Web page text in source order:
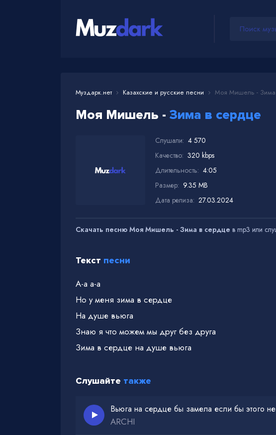
Муздарк.нет Казахские и русские песни Моя Мишель - Зима
Моя Мишель - Зима в сердце
Слушали: 4 570
Качество: 320 kbps
Длительность: 4:05
Размер: 9.35 MB
Дата релиза: 27.03.2024
Скачать песню Моя Мишель - Зима в сердце в mp3 или
Текст песни
А-а а-а
Но у меня зима в сердце
На душе вьюга
Знаю я что можем мы друг без друга
Зима в сердце на душе вьюга
Слушайте также
Вьюга на сердце бы замела если бы этого
ARCHI